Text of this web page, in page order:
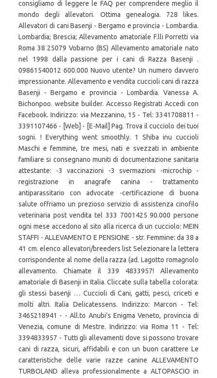
consigliamo di leggere le FAQ per comprendere meglio il
mondo degli allevatori. Ottima genealogia. 728 likes.
Allevatori di cani Basenji - Bergamo e provincia - Lombardia.
Lombardia; Brescia; Allevamento amatoriale F.lli Porretti via
Roma 38 25079 Vobarno (BS) Allevamento amatoriale nato
nel 1998 dalla passione per i cani di Razza Basenji .
09861540012 600.000 Nuovo utente? Un numero davvero
impressionante. Allevamento e vendita cuccioli cani di razza
Basenji - Bergamo e provincia - Lombardia. Vanessa A.
Bichonpoo. website builder. Accesso Registrati Accedi con
Facebook. Indirizzo: via Mezzanino, 15 - Tel: 3341708811 -
3391107466 - [Web] - [E-Mail] Pag. Trova il cucciolo dei tuoi
sogni. ! Everything went smoothly. 1 Shiba inu cuccioli
Maschi e femmine, tre mesi, nati e svezzati in ambiente
familiare si consegnano muniti di documentazione sanitaria
attestante: -3 vaccinazioni -3 svermazioni -microchip -
registrazione in anagrafe canina - trattamento
antiparassitario con advocate -certificazione di buona
salute offriamo un prezioso servizio di assistenza cinofilo
veterinaria post vendita tel 333 7001425 90.000 persone
ogni mese accedono al sito alla ricerca di un cucciolo: MEIN
STAFFI - ALLEVAMENTO E PENSIONE - str. Femmine: da 38 a
41 cm. elenco allevatori/breeders list Selezionare la lettera
corrispondente al nome della razza (ad. Lagotto romagnolo
allevamento. Chiamate il 339 4833957! Allevamento
amatoriale di Basenji in Italia. Cliccate sulla tabella colorata:
gli stessi basenji … Cuccioli di Cani, gatti, pesci, criceti e
molti altri. Italia Delicatessens. Indirizzo: Marcon - Tel:
3465218941 - - All.to Anubi's Enigma Veneto, provincia di
Venezia, comune di Mestre. Indirizzo: via Roma 11 - Tel:
3394833957 - Tutti gli allevamenti dove si possono trovare
cani di razza, sicuri, affidabili e con un buon carattere Le
caratteristiche delle varie razze canine ALLEVAMENTO
TURBOLAND alleva professionalmente a ALTOPASCIO in